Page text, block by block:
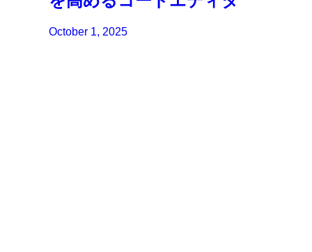
October 1, 2025